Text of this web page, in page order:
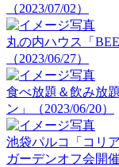
（2023/07/02）
丸の内ハウス「
（2023/06/27）
食べ放題＆飲み放
ン」（2023/06/20）
池袋パルコ「コリ
ガーデンオフ会開催